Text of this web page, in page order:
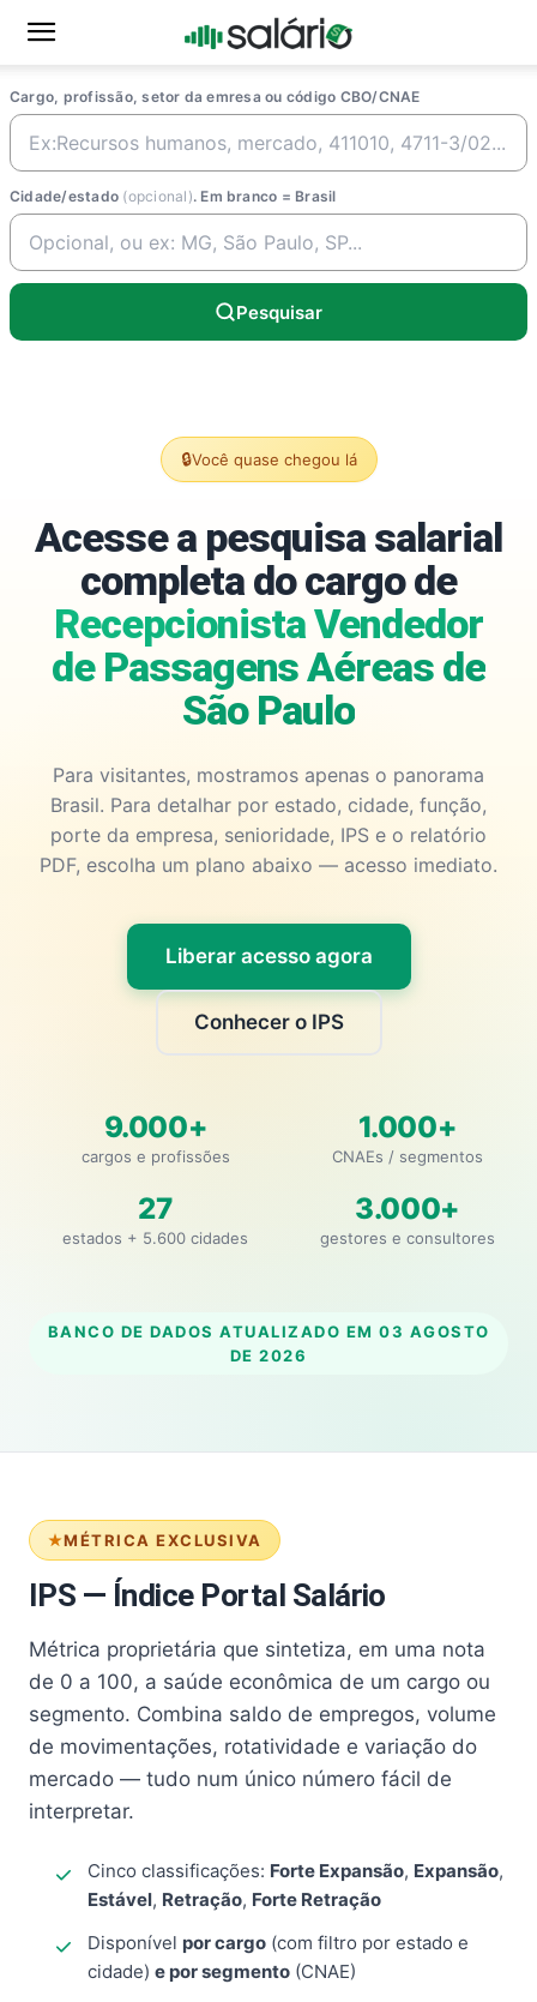
Cargo, profissão, setor da emresa ou código CBO/CNAE
Cidade/estado (opcional). Em branco = Brasil
Pesquisar
🔒Você quase chegou lá
Acesse a pesquisa salarial
completa do cargo de
Recepcionista Vendedor
de Passagens Aéreas de
São Paulo
Para visitantes, mostramos apenas o panorama
Brasil. Para detalhar por estado, cidade, função,
porte da empresa, senioridade, IPS e o relatório
PDF, escolha um plano abaixo — acesso imediato.
Liberar acesso agora
Conhecer o IPS
9.000+
cargos e profissões
1.000+
CNAEs / segmentos
27
estados + 5.600 cidades
3.000+
gestores e consultores
BANCO DE DADOS ATUALIZADO EM 03 AGOSTO
DE 2026
MÉTRICA EXCLUSIVA
IPS — Índice Portal Salário
Métrica proprietária que sintetiza, em uma nota
de 0 a 100, a saúde econômica de um cargo ou
segmento. Combina saldo de empregos, volume
de movimentações, rotatividade e variação do
mercado — tudo num único número fácil de
interpretar.
Cinco classificações: Forte Expansão, Expansão,
Estável, Retração, Forte Retração
Disponível por cargo (com filtro por estado e
cidade) e por segmento (CNAE)